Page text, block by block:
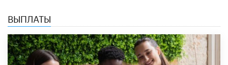
ВЫПЛАТЫ